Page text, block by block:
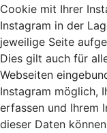
Cookie mit Ihrer
Instagram in der
jeweilige Seite
Dies gilt auch für
Webseiten
Instagram möglich,
erfassen und Ihrem
dieser Daten